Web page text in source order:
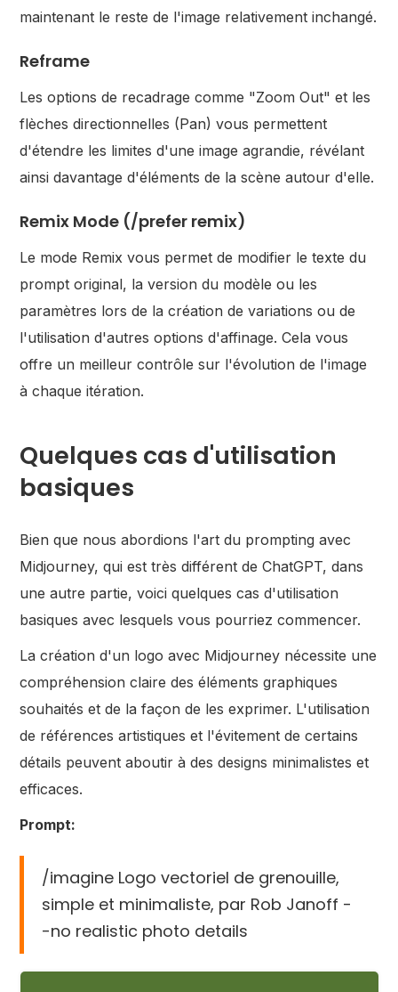
maintenant le reste de l'image relativement inchangé.
Reframe
Les options de recadrage comme "Zoom Out" et les
flèches directionnelles (Pan) vous permettent
d'étendre les limites d'une image agrandie, révélant
ainsi davantage d'éléments de la scène autour d'elle.
Remix Mode (/prefer remix)
Le mode Remix vous permet de modifier le texte du
prompt original, la version du modèle ou les
paramètres lors de la création de variations ou de
l'utilisation d'autres options d'affinage. Cela vous
offre un meilleur contrôle sur l'évolution de l'image
à chaque itération.
Quelques cas d'utilisation
basiques
Bien que nous abordions l'art du prompting avec
Midjourney, qui est très différent de ChatGPT, dans
une autre partie, voici quelques cas d'utilisation
basiques avec lesquels vous pourriez commencer.
La création d'un logo avec Midjourney nécessite une
compréhension claire des éléments graphiques
souhaités et de la façon de les exprimer. L'utilisation
de références artistiques et l'évitement de certains
détails peuvent aboutir à des designs minimalistes et
efficaces.
Prompt:
/imagine Logo vectoriel de grenouille,
simple et minimaliste, par Rob Janoff -
-no realistic photo details